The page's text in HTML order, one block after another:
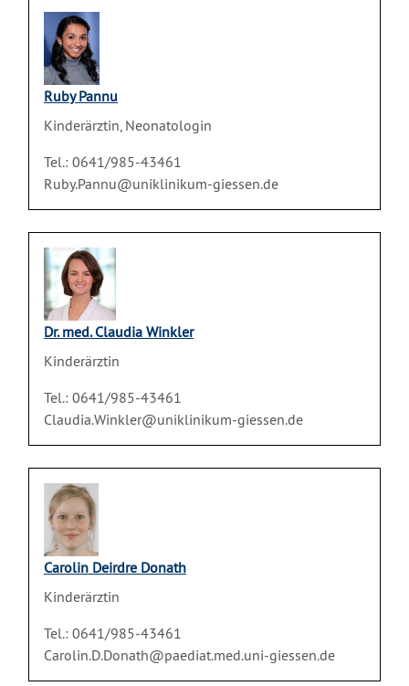
Ruby Pannu
Kinderärztin, Neonatologin
Tel.: 0641/985-43461
Ruby.Pannu@uniklinikum-giessen.de
Dr. med. Claudia Winkler
Kinderärztin
Tel.: 0641/985-43461
Claudia.Winkler@uniklinikum-giessen.de
Carolin Deirdre Donath
Kinderärztin
Tel.: 0641/985-43461
Carolin.D.Donath@paediat.med.uni-giessen.de